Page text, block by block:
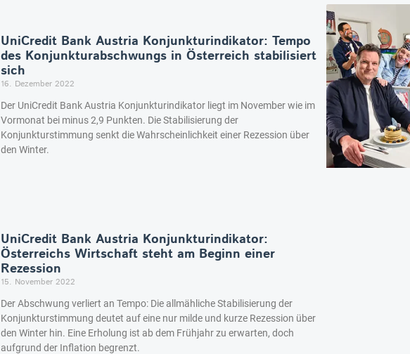
UniCredit Bank Austria Konjunkturindikator: Tempo
des Konjunkturabschwungs in Österreich stabilisiert
sich
16. Dezember 2022
Der UniCredit Bank Austria Konjunkturindikator liegt im November wie im
Vormonat bei minus 2,9 Punkten. Die Stabilisierung der
Konjunkturstimmung senkt die Wahrscheinlichkeit einer Rezession über
den Winter.
UniCredit Bank Austria Konjunkturindikator:
Österreichs Wirtschaft steht am Beginn einer
Rezession
15. November 2022
Der Abschwung verliert an Tempo: Die allmähliche Stabilisierung der
Konjunkturstimmung deutet auf eine nur milde und kurze Rezession über
den Winter hin. Eine Erholung ist ab dem Frühjahr zu erwarten, doch
aufgrund der Inflation begrenzt.